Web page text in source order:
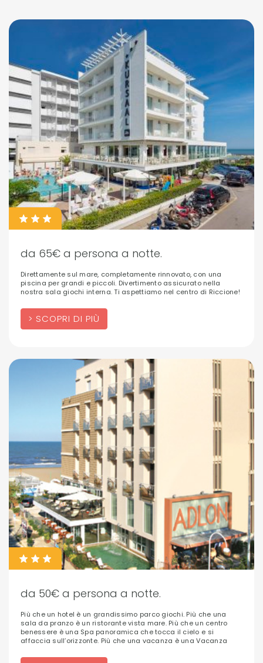
da 65€ a persona a notte.
Direttamente sul mare, completamente rinnovato, con una
piscina per grandi e piccoli. Divertimento assicurato nella
nostra sala giochi interna. Ti aspettiamo nel centro di Riccione!
SCOPRI DI PIÙ
da 50€ a persona a notte.
Più che un hotel è un grandissimo parco giochi. Più che una
sala da pranzo è un ristorante vista mare. Più che un centro
benessere è una Spa panoramica che tocca il cielo e si
affaccia sull’orizzonte. Più che una vacanza è una Vacanza